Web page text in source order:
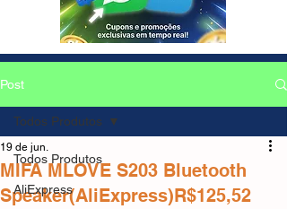
Post
Todos Produtos
AliExpress
Todos Produtos
MIFA MLOVE S203 Bluetooth
Speaker(AliExpress)R$125,52
19 de jun.